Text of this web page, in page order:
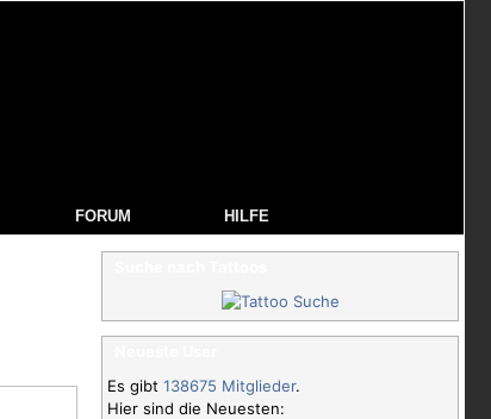
FORUM HILFE
Es gibt 138675 Mitglieder.
Hier sind die Neuesten: